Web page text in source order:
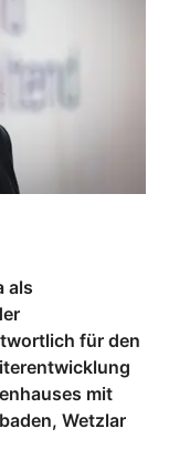
als
für den
mit
Wetzlar